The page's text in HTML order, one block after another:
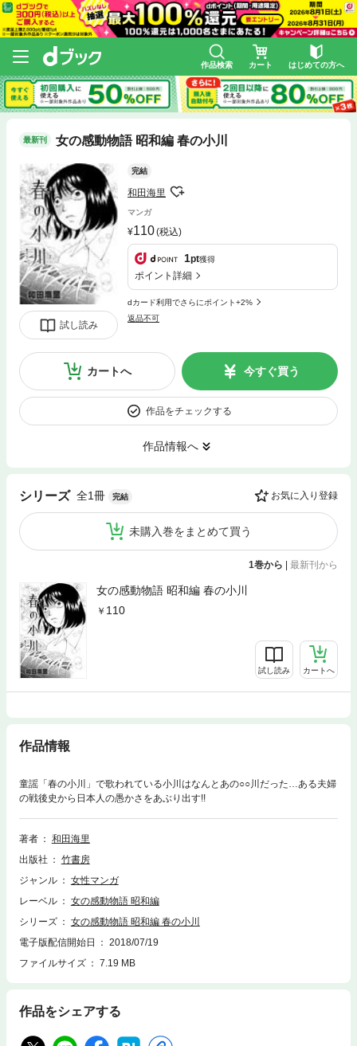
作品検索 カート はじめての方へ
最新刊 女の感動物語 昭和編 春の小川
試し読み
完結
和田海里
マンガ
110(税込)
1pt獲得
ポイント詳細
dカード利用でさらにポイント+2%
返品不可
カートへ 今すぐ買う
作品をチェックする
作品情報へ
シリーズ 全1冊 完結 お気に入り登録
未購入巻をまとめて買う
1巻から 最新刊から
女の感動物語 昭和編 春の小川
110
試し読み カートへ
作品情報
童謡「春の小川」で歌われている小川はなんとあの○○川だった…ある夫婦
の戦後史から日本人の愚かさをあぶり出す!!
著者
和田海里
出版社
竹書房
ジャンル
女性マンガ
レーベル
女の感動物語 昭和編
シリーズ
女の感動物語 昭和編 春の小川
電子版配信開始日
2018/07/19
ファイルサイズ
7.19 MB
作品をシェアする